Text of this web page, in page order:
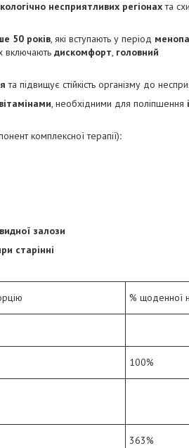
несприятливих регіонахта
50 років, які вступають у період
включають дискомфорт, головний
та підвищує стійкість організму до
вітамінами, необхідними для поліпшення
комплексної терапії):
залози
старінні
% щоденної
100%
363%